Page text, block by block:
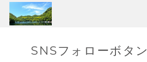
SNSフォローボタン